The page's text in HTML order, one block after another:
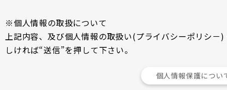
※個人情報の取扱について
上記内容、及び個人情報の取扱い(プライバシーポリシ
しければ“送信”を押して下さい。
個人情報保護につい